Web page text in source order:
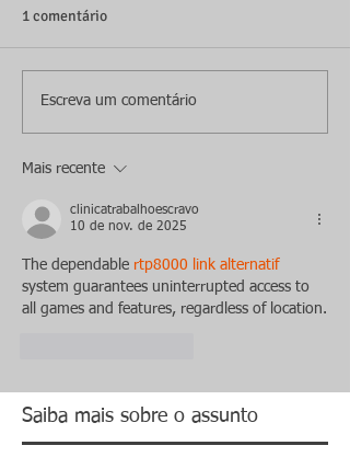
1 comentário
Escreva um comentário
Mais recente
clinicatrabalhoescravo
10 de nov. de 2025
The dependable rtp8000 link alternatif
system guarantees uninterrupted access to
all games and features, regardless of location.
Saiba mais sobre o assunto